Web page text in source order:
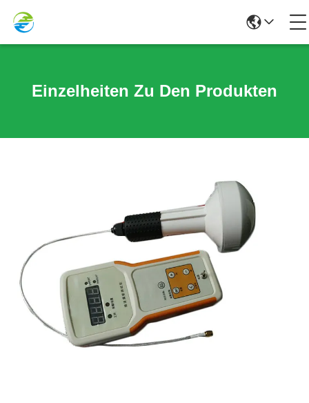
Einzelheiten Zu Den Produkten